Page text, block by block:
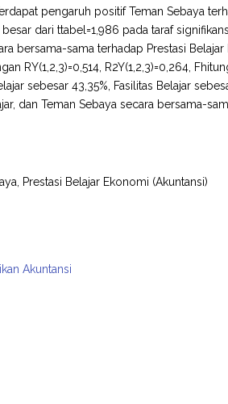
pengaruh positif Teman Sebaya
dari ttabel=1,986 pada taraf
bersama-sama terhadap Prestasi
RY(1,2,3)=0,514, R2Y(1,2,3)=0,264,
sebesar 43,35%, Fasilitas Belajar
dan Teman Sebaya secara bersama-
Prestasi Belajar Ekonomi (Akuntansi)
Akuntansi